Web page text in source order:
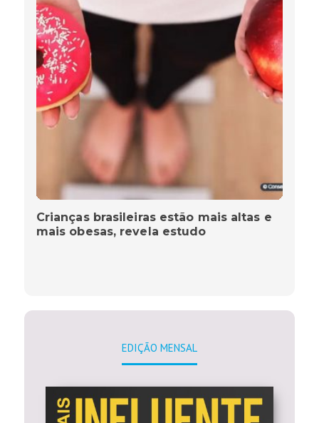
Crianças brasileiras estão mais altas e
mais obesas, revela estudo
EDIÇÃO MENSAL